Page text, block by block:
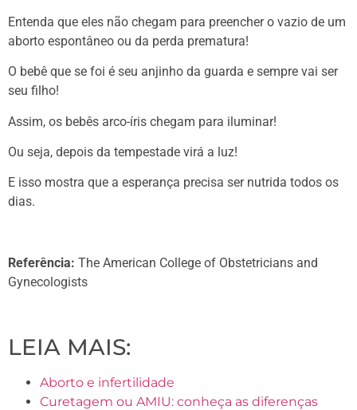
Entenda que eles não chegam para preencher o vazio de um
aborto espontâneo ou da perda prematura!
O bebê que se foi é seu anjinho da guarda e sempre vai ser
seu filho!
Assim, os bebês arco-íris chegam para iluminar!
Ou seja, depois da tempestade virá a luz!
E isso mostra que a esperança precisa ser nutrida todos os
dias.
Referência: The American College of Obstetricians and
Gynecologists
LEIA MAIS:
Aborto e infertilidade
Curetagem ou AMIU: conheça as diferenças